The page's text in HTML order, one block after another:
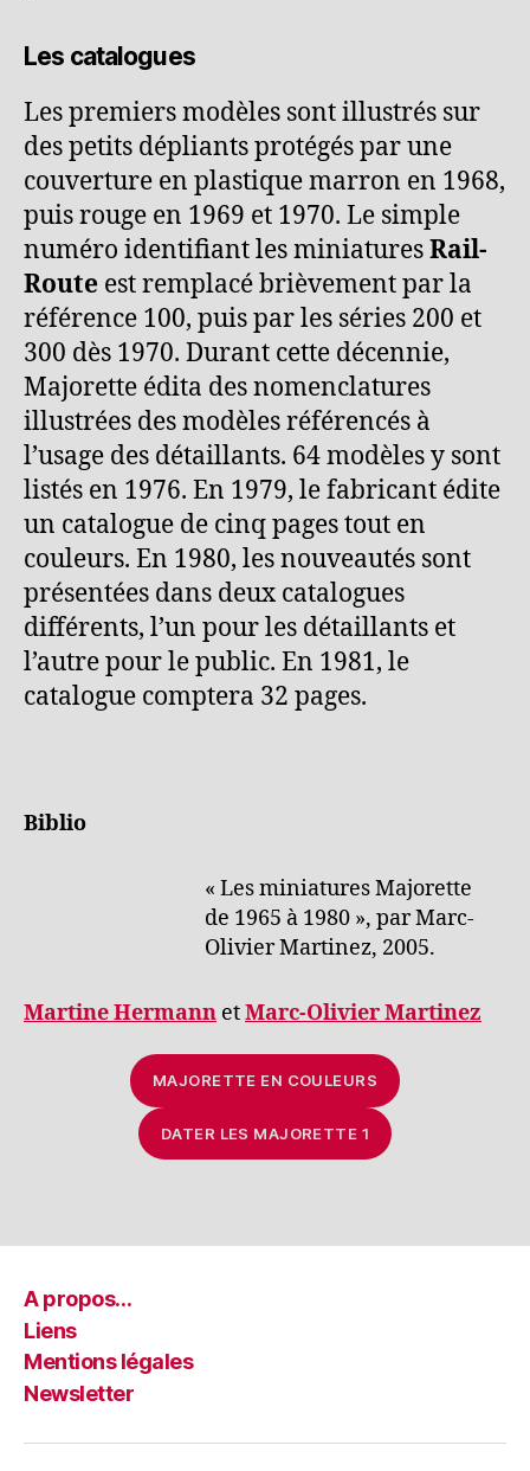
Les catalogues
Les premiers modèles sont illustrés sur
des petits dépliants protégés par une
couverture en plastique marron en 1968,
puis rouge en 1969 et 1970. Le simple
numéro identifiant les miniaturesRail-
Route est remplacé brièvement par la
référence 100, puis par les séries 200 et
300 dès 1970. Durant cette décennie,
Majorette édita des nomenclatures
illustrées des modèles référencés à
l’usage des détaillants. 64 modèles y sont
listés en 1976. En 1979, le fabricant édite
un catalogue de cinq pages tout en
couleurs. En 1980, les nouveautés sont
présentées dans deux catalogues
différents, l’un pour les détaillants et
l’autre pour le public. En 1981, le
catalogue comptera 32 pages.
Biblio
« Les miniatures Majorette
de 1965 à 1980 », par Marc-
Olivier Martinez, 2005.
Martine Hermann etMarc-Olivier Martinez
MAJORETTE EN COULEURS
DATER LES MAJORETTE 1
A propos…
Liens
Mentions légales
Newsletter